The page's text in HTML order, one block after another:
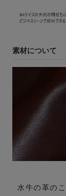
素材について
水牛の革の